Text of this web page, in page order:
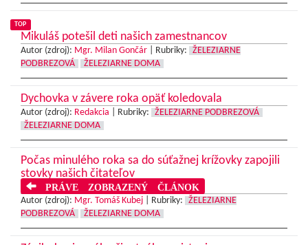
TOP
Mikuláš potešil deti našich zamestnancov
Autor (zdroj): Mgr. Milan Gončár Rubriky:
ŽELEZIARNE
PODBREZOVÁ
ŽELEZIARNE DOMA
Dychovka v závere roka opäť koledovala
Autor (zdroj): Redakcia Rubriky:
ŽELEZIARNE PODBREZOVÁ
ŽELEZIARNE DOMA
Počas minulého roka sa do súťažnej krížovky zapojili
stovky našich čitateľov
PRÁVE ZOBRAZENÝ ČLÁNOK
Autor (zdroj): Mgr. Tomáš Kubej Rubriky:
ŽELEZIARNE
PODBREZOVÁ
ŽELEZIARNE DOMA